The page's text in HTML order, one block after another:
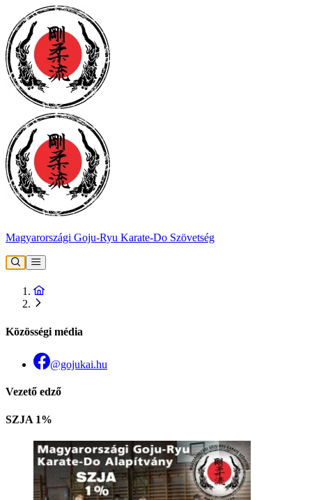
Magyarországi Goju-Ryu Karate-Do Szövetség
Közösségi média
@gojukai.hu
Vezető edző
SZJA 1%